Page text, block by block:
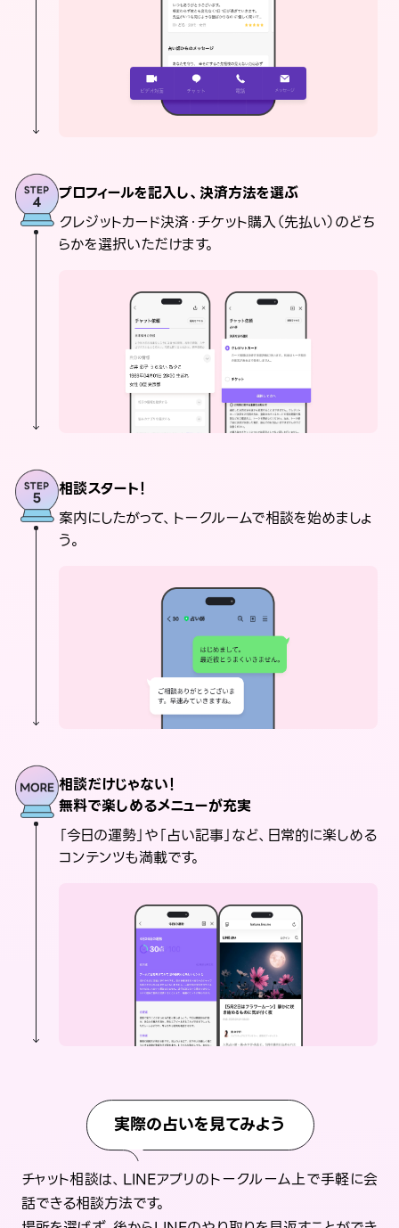
プロフィールを記入し、決済方法を選ぶ
クレジットカード決済・チケット購入（先払い）のどち
らかを選択いただけます。
相談スタート！
案内にしたがって、トークルームで相談を始めましょ
う。
相談だけじゃない！
無料で楽しめるメニューが充実
「今日の運勢」や「占い記事」など、日常的に楽しめる
コンテンツも満載です。
実際の占いを見てみよう
チャット相談は、LINEアプリのトークルーム上で手軽に会
話できる相談方法です。